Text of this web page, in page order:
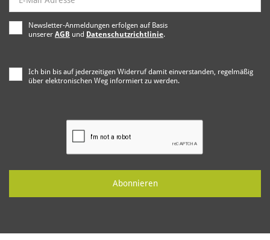
Newsletter-Anmeldungen erfolgen auf Basis
unserer AGB und Datenschutzrichtlinie.
Ich bin bis auf jederzeitigen Widerruf damit einverstanden, regelmäßig
über elektronischen Weg informiert zu werden.
Abonnieren